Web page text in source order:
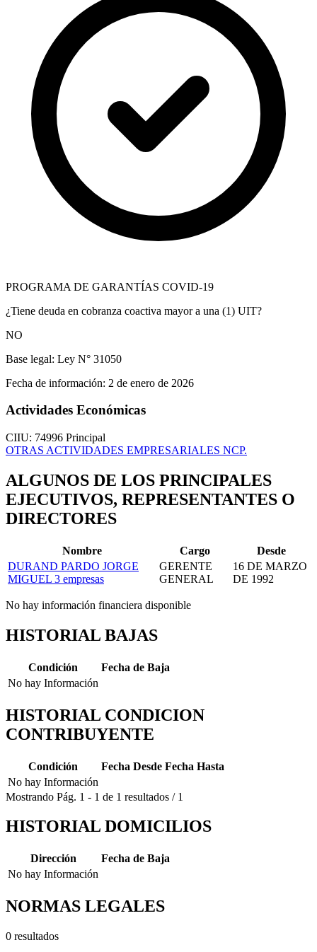
PROGRAMA DE GARANTÍAS COVID-19
¿Tiene deuda en cobranza coactiva mayor a una (1) UIT?
NO
Base legal: Ley N° 31050
Fecha de información: 2 de enero de 2026
Actividades Económicas
CIIU: 74996 Principal
OTRAS ACTIVIDADES EMPRESARIALES NCP.
ALGUNOS DE LOS PRINCIPALES
EJECUTIVOS, REPRESENTANTES O
DIRECTORES
Nombre Cargo
Desde
DURAND PARDO JORGE
MIGUEL 3 empresas
GERENTE
GENERAL
16 DE MARZO
DE 1992
No hay información financiera disponible
HISTORIAL BAJAS
Condición
Fecha de Baja
No hay Información
HISTORIAL CONDICION
CONTRIBUYENTE
Condición Fecha Desde Fecha Hasta
No hay Información
Mostrando Pág. 1 - 1 de 1 resultados / 1
HISTORIAL DOMICILIOS
Dirección
Fecha de Baja
No hay Información
NORMAS LEGALES
0 resultados